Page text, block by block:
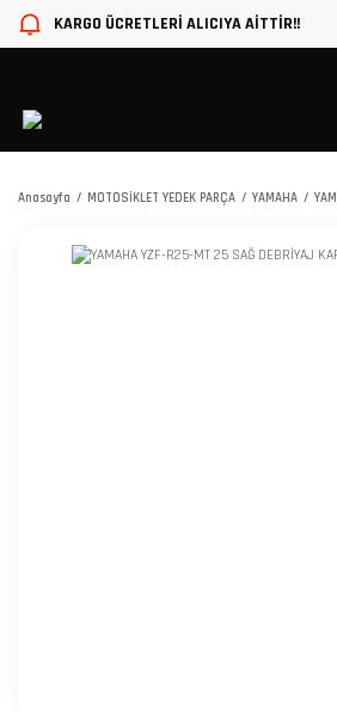
KARGO ÜCRETLERİ ALICIYA AİTTİR!!
Anasayfa MOTOSİKLET YEDEK PARÇA YAMAHA